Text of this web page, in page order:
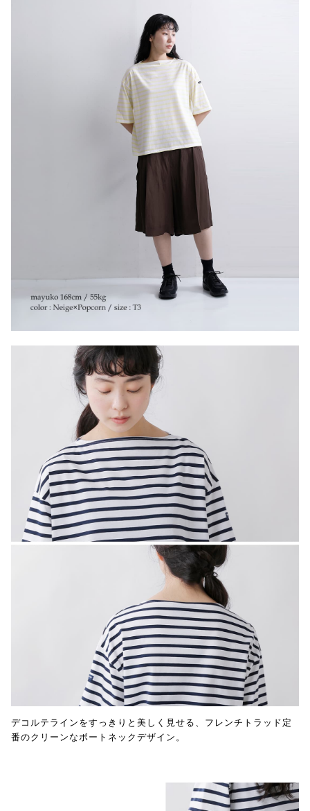
デコルテラインをすっきりと美しく見せる、フレンチトラッド定
番のクリーンなボートネックデザイン。